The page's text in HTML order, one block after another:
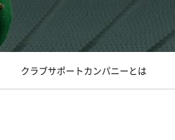
クラブサポートカンパニーとは